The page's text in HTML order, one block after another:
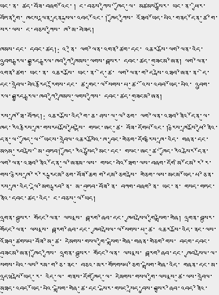
ཡང་ན་ ཚད་བཟོ་བཞག་འོང་། ང་བཅས་ཀྱིས་ ཁྱོད་ལུ་ མཚམས་སྦྱོར་ ཡང་ན་ ཕྱིར་
བཏོན་གྱི་ ཁུངས་ལྡན་དྲན་སྐུལ་འབད་འོང་། ཁྱོད་ཀྱིས་ འཐོབ་ཡོད་པའི་གནད་དོན་ཚུ་གི་
སྐོར་ལས་ ང་བཅས་ཀྱིས་ ཁ་མི་བཟེད།
ཁྲིམས་དང་ དབང་ཚད།: འ་ནཱི་ ལག་ལེན་འགན་ཚིག་དང་ འཆར་སྒོ་ལག་ལེན་འདི་
འབྲུག་རྒྱལ་བརྒྱུད་རྒྱལ་ཁབ་ཀྱི་ཁྲིམས་ལུགས་བསྟར་ དབང་ཚད་གཟུངམ་ཨིན། ལག་ལེན་
འགན་ཚིག་ ཡང་ན་ འཆར་སྒོ་ ཡང་ན་ དེ་ཚུ་ ལག་ལེན་ག་དེ་སྦེ་འཐབ་ཨིན་ན་ དེ་
དང་འབྲེལ་བའི་རྩོད་རྙོགས་དང་ ཚ་གྱང་ལ་སོགས་པ་ཚུ་ འོས་འབབ་ཡོད་པའི་ འབྲུག་
རྒྱལ་བརྒྱུད་རྒྱལ་ཁབ་ཀྱི་ཁྲིམས་ལུགས་ཀྱིས་ དབང་ཚད་གཟུངམ་ཨིན།
རྩིས་ཁྲ་ཐོ་བཀོད།: འཆར་སྒོ་འདི་གི་ཆ་ཤས་ལ་ལུ་ཅིག་ ལག་ལེན་འཐབ་ནིའི་དོན་ལུ་
ཁྱོད་རའི་རྩིས་ཁྲ་གསརཔ་སྒོ་ཕྱེ་སྟེ་ གསང་ཨང་ཚུ་ བཟོ་དགོཔ་འོང་། རྩིས་ཁྲ་སྒོ་ཕྱེ་ནིིའི་
དོན་ལུ་ ཁྱོད་ལུ་ ཡོངས་འབྲེལ་འཆར་སྒོའི་ཁ་བྱང་གཅིག་དགོ རྩིས་ཁྲ་འདི་ གཞན་དང་
མཉམ་རུབ་སྦེ་ མི་བཏུབ། ཁྱོད་རའི་སྤྱོད་མིང་དང་ གསང་ཨང་ཚུ་ ཁྱོད་རའི་སྒེར་དོན་
ལག་ལེན་འཐབ་ནིའི་དོན་ལུ་ཨིནམ་ལས་ གསང་བའི་ཐོག་ལས་བཞག་དགོ མི་ངོམ་རེ་རེ་
གིས་ རྩིས་ཁྲ་རེ་རེ་རྐྱངམ་ཅིག་བཟོ་ཆོག ག་དེམ་ཅིག་སྦེ་ གཅིག་ལས་མངམ་ཡོད་པ་ཅིན་
རྩིས་ཁྲ་འདི་ ལྡེ་མིག་རྐྱབ་ནི་ མ་བཏུབ་བཟོ་ནི་ བཀག་བཞག་ནི་ ཡང་ན་ གསད་གཏང་
ནིའི་དབང་ཚད་འདི་ ང་བཅས་ལུ་ཡོད།
འགྲན་བསྡུར་ གདོང་ལེན་ ལས་སྣ་ བརྟག་ཞིབ་དང་ ཁྱབ་སྤེལ་གྱི་སྒྲིག་གཞི། འགྲན་བསྡུར་
གདོང་ལེན་ ལས་སྣ་ བརྟག་ཞིབ་དང་ ཁྱབ་སྤེལ་ལ་སོགས་པ་ཚུ་ འཆར་སྒོ་འདི་ནང་ལས་
འཐོབ་ཚུགསཔ་བཟོ་མི་ཚུ་ དམིགས་གསལ་གྱི་ སྒྲིག་གཞི་གཞན་གཅིག་གིས་ བདག་དབང་
བཟུངམ་ཨིན། ཁྱོད་ཀྱིས་ འགྲན་བསྡུར་ གདོང་ལེན་ ལས་སྣ་ བརྟག་ཞིབ་དང་ ཁྱབ་སྤེལ་ལ་
སོགས་པའི་ལས་རིམ་ག་ཅི་ནང་ བཅའ་མར་གཏོགསཔ་ཅིག་ སྒྲིག་གཞི་འདི་ གཞན་དང་མ་
འདྲཝ་སྦེ་ཡོད་རུ་ འདི་ལུ་ གནས་དགོ ཁྱོད་ལུ་ དམིགས་གསལ་གྱི་ལས་སྣ་ཚུ་ལས་འབྲེལ་
མཐུད་འབད་ཡོད་པའི་ སྒྲིག་གཞི་ཚུ་དང་ སྒེར་གསང་སྲིད་བྱུས་བསྐྱར་ཞིབ་འབད་ནིའི་